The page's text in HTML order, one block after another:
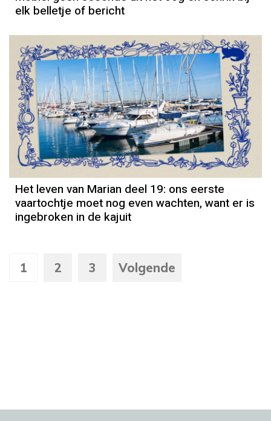
elk belletje of bericht
Column
Het leven van Marian deel 19: ons eerste
vaartochtje moet nog even wachten, want er is
ingebroken in de kajuit
1 2 3 Volgende